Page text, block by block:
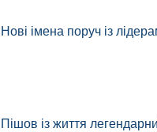
Нові імена поруч із
Пішов із життя